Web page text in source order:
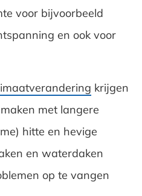
voor bijvoorbeeld
en ook voor
krijgen
met langere
hitte en hevige
en waterdaken
op te vangen